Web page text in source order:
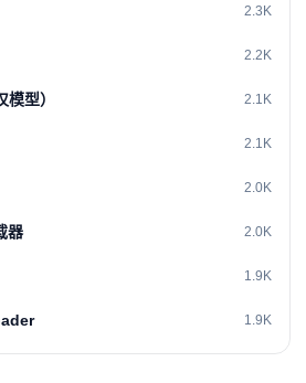
2.3K
2.2K
型） 2.1K
2.1K
2.0K
器 2.0K
1.9K
1.9K